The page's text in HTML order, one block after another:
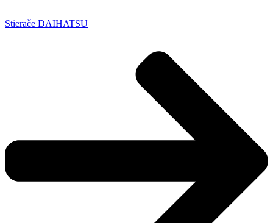
Stierače DAIHATSU